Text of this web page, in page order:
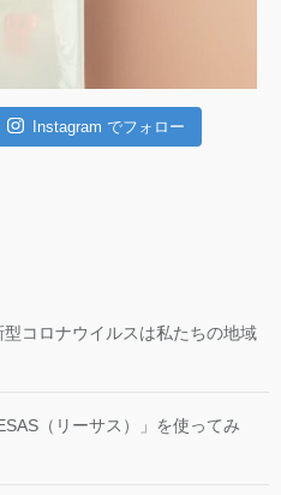
Instagram でフォロー
型コロナウイルスは私たちの地域
（リーサス）」を使ってみ